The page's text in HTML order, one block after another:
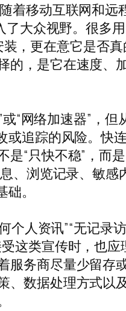
着移动互联网和远
大众视野。很多
装，更在意它是否
，是它在速度、
“网络加速器”，但
追踪的风险。快
“只快不稳”，而
、浏览记录、敏感
。
人资讯”“无记录
这类宣传时，也
服务商尽量少留存
、数据处理方式以